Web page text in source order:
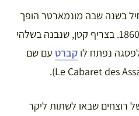
בשנה שבה מונמארטר הופך
לחלק מפריז, הלא היא שנת 1860. בצריף קטן, שנבנה בשלהי
קברט עם שם
רוצחים שבאו לשתות ליקר